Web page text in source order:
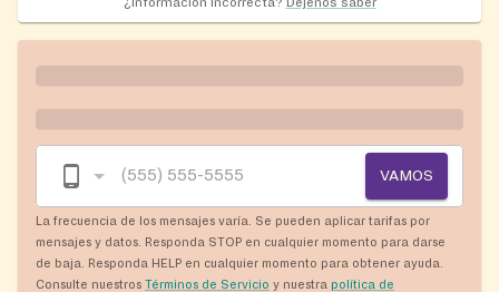
VAMOS
La frecuencia de los mensajes varía. Se pueden aplicar tarifas por
mensajes y datos. Responda STOP en cualquier momento para darse
de baja. Responda HELP en cualquier momento para obtener ayuda.
Consulte nuestros Términos de Servicio y nuestra política de